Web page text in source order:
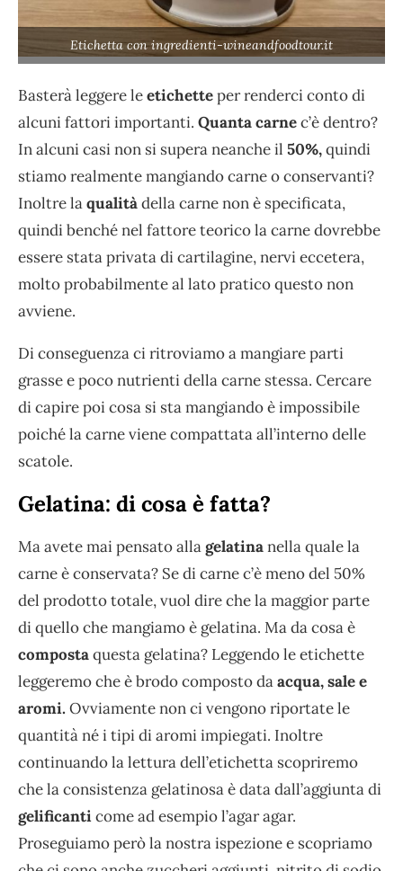
Etichetta con ingredienti-wineandfoodtour.it
Basterà leggere leetichetteper renderci conto di
alcuni fattori importanti. Quantacarnec’è dentro?
In alcuni casi non si supera neanche il 50%,quindi
stiamo realmente mangiando carne o conservanti?
Inoltre laqualitàdella carne non è specificata,
quindi benché nel fattore teorico la carne dovrebbe
essere stata privata di cartilagine, nervi eccetera,
molto probabilmente al lato pratico questo non
avviene.
Di conseguenza ci ritroviamo a mangiare parti
grasse e poco nutrienti della carne stessa. Cercare
di capire poi cosa si sta mangiando è impossibile
poiché la carne viene compattata all’interno delle
scatole.
Gelatina: di cosa è fatta?
Ma avete mai pensato allagelatinanella quale la
carne è conservata? Se di carne c’è meno del 50%
del prodotto totale, vuol dire che la maggior parte
di quello che mangiamo è gelatina. Ma da cosa è
compostaquesta gelatina? Leggendo le etichette
leggeremo che è brodo composto daacqua, sale e
aromi. Ovviamente non ci vengono riportate le
quantità né i tipi di aromi impiegati. Inoltre
continuando la lettura dell’etichetta scopriremo
che la consistenza gelatinosa è data dall’aggiunta di
gelificanticome ad esempio l’agar agar.
Proseguiamo però la nostra ispezione e scopriamo